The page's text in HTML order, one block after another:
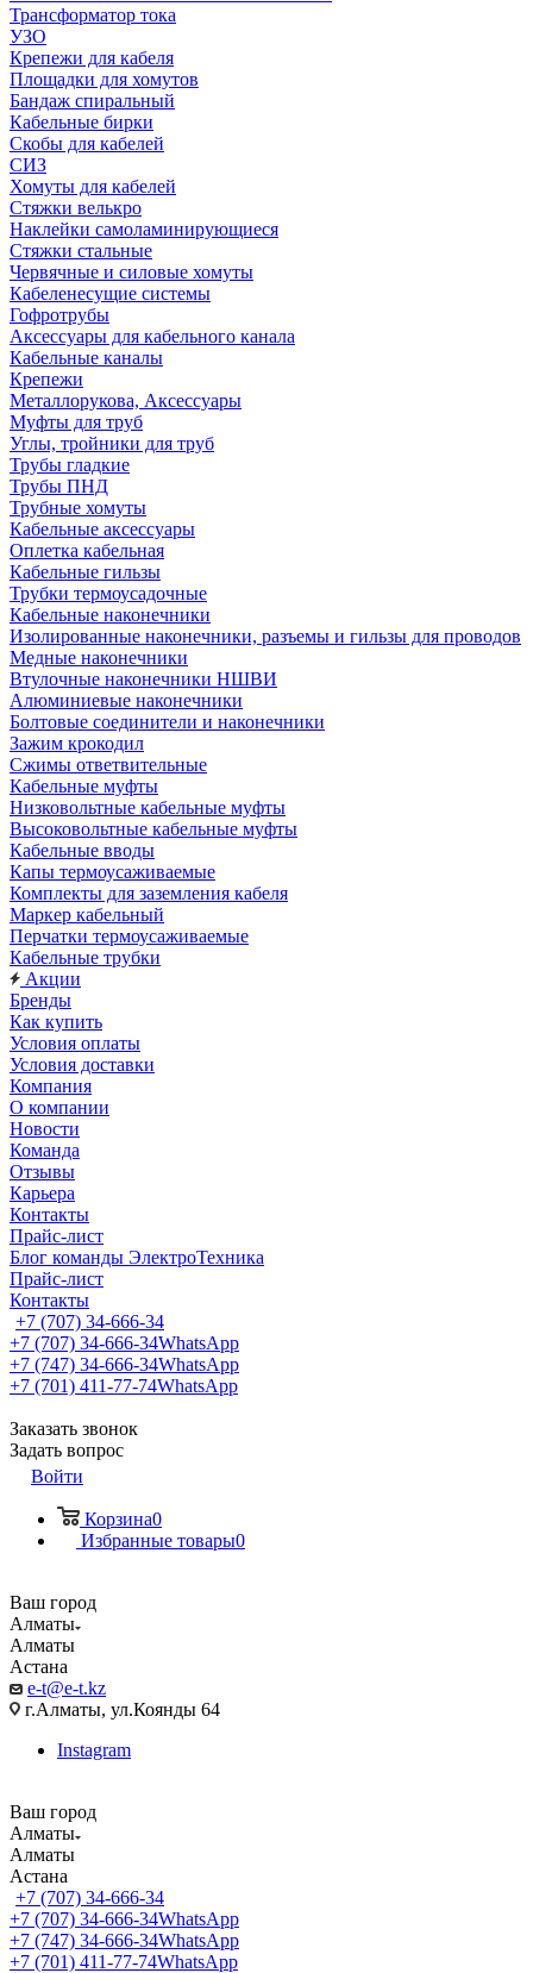
Трансформатор тока
УЗО
Крепежи для кабеля
Площадки для хомутов
Бандаж спиральный
Кабельные бирки
Cкобы для кабелей
СИЗ
Хомуты для кабелей
Стяжки велькро
Наклейки самоламинирующиеся
Стяжки стальные
Червячные и силовые хомуты
Кабеленесущие системы
Гофротрубы
Аксессуары для кабельного канала
Кабельные каналы
Крепежи
Металлорукова, Аксессуары
Муфты для труб
Углы, тройники для труб
Трубы гладкие
Трубы ПНД
Трубные хомуты
Кабельные аксессуары
Оплетка кабельная
Кабельные гильзы
Трубки термоусадочные
Кабельные наконечники
Изолированные наконечники, разъемы и гильзы для проводов
Медные наконечники
Втулочные наконечники НШВИ
Алюминиевые наконечники
Болтовые соединители и наконечники
Зажим крокодил
Сжимы ответвительные
Кабельные муфты
Низковольтные кабельные муфты
Высоковольтные кабельные муфты
Кабельные вводы
Капы термоусаживаемые
Комплекты для заземления кабеля
Маркер кабельный
Перчатки термоусаживаемые
Кабельные трубки
Акции
Бренды
Как купить
Условия оплаты
Условия доставки
Компания
О компании
Новости
Команда
Отзывы
Карьера
Контакты
Прайс-лист
Блог команды ЭлектроТехника
Прайс-лист
Контакты
+7 (707) 34-666-34
+7 (707) 34-666-34WhatsApp
+7 (747) 34-666-34WhatsApp
+7 (701) 411-77-74WhatsApp
Заказать звонок
Задать вопрос
Войти
Корзина0
Избранные товары0
Ваш город
Алматы
Алматы
Астана
e-t@e-t.kz
г.Алматы, ул.Коянды 64
Instagram
Ваш город
Алматы
Алматы
Астана
+7 (707) 34-666-34
+7 (707) 34-666-34WhatsApp
+7 (747) 34-666-34WhatsApp
+7 (701) 411-77-74WhatsApp